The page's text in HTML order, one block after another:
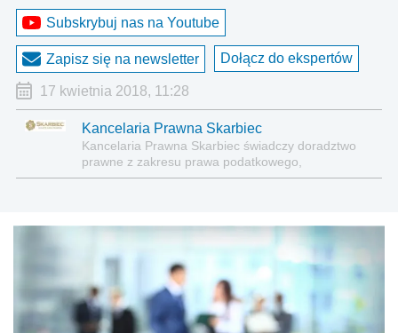
Subskrybuj nas na Youtube
Zapisz się na newsletter Dołącz do ekspertów
17 kwietnia 2018, 11:28
Kancelaria Prawna Skarbiec
Kancelaria Prawna Skarbiec świadczy doradztwo
prawne z zakresu prawa podatkowego,
gospodarczego, cywilnego i karnego.